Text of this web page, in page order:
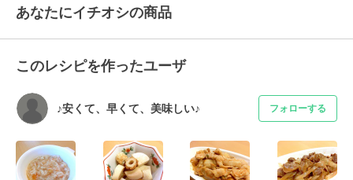
あなたにイチオシの商品
このレシピを作ったユーザ
♪安くて、早くて、美味しい♪ フォローする